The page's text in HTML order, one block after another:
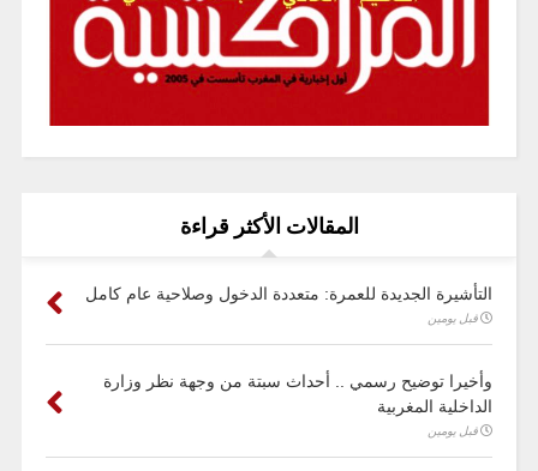
المقالات الأكثر قراءة
التأشيرة الجديدة للعمرة: متعددة الدخول وصلاحية عام كامل
قبل يومين
وأخيرا توضيح رسمي .. أحداث سبتة من وجهة نظر وزارة
الداخلية المغربية
قبل يومين